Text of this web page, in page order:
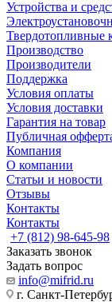
Устройства и
Твердотопливные
Производство
Производители
Поддержка
Условия оплаты
Условия доставки
Гарантия на товар
Публичная
Компания
О компании
Статьи и новости
Отзывы
Контакты
Контакты
+7 (812) 98-645-98
Заказать звонок
Задать вопрос
info@mifrid.ru
г. Санкт-